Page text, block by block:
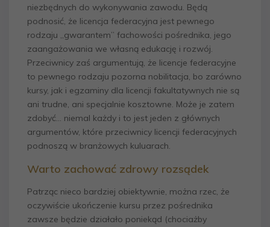
niezbędnych do wykonywania zawodu. Będą
podnosić, że licencja federacyjna jest pewnego
rodzaju „gwarantem” fachowości pośrednika, jego
zaangażowania we własną edukację i rozwój.
Przeciwnicy zaś argumentują, że licencje federacyjne
to pewnego rodzaju pozorna nobilitacja, bo zarówno
kursy, jak i egzaminy dla licencji fakultatywnych nie są
ani trudne, ani specjalnie kosztowne. Może je zatem
zdobyć… niemal każdy i to jest jeden z głównych
argumentów, które przeciwnicy licencji federacyjnych
podnoszą w branżowych kuluarach.
Warto zachować zdrowy rozsądek
Patrząc nieco bardziej obiektywnie, można rzec, że
oczywiście ukończenie kursu przez pośrednika
zawsze będzie działało poniekąd (chociażby